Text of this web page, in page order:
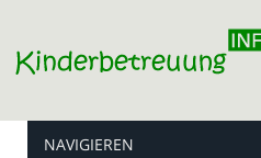
NAVIGIEREN